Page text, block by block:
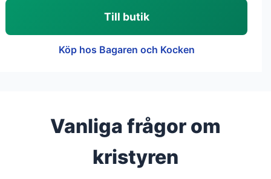
Till butik
Köp hos Bagaren och Kocken
Vanliga frågor om
kristyren